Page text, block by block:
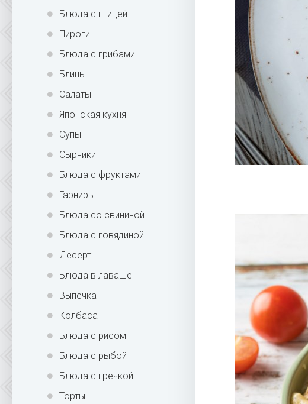
Блюда с птицей
Пироги
Блюда с грибами
Блины
Салаты
Японская кухня
Супы
Сырники
Блюда с фруктами
Гарниры
Блюда со свининой
Блюда с говядиной
Десерт
Блюда в лаваше
Выпечка
Колбаса
Блюда с рисом
Блюда с рыбой
Блюда с гречкой
Торты